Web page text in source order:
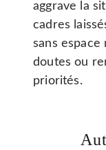
aggrave la
cadres
sans
doutes ou
priorités.